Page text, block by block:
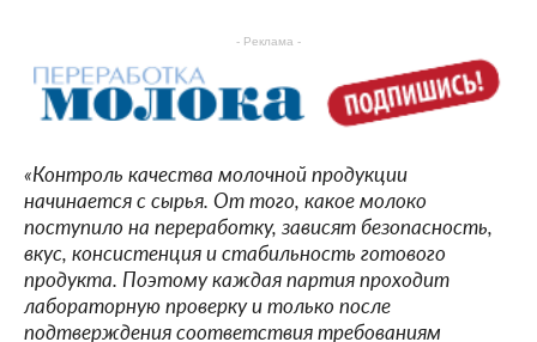
- Реклама -
«Контроль качества молочной продукции
начинается с сырья. От того, какое молоко
поступило на переработку, зависят безопасность,
вкус, консистенция и стабильность готового
продукта. Поэтому каждая партия проходит
лабораторную проверку и только после
подтверждения соответствия требованиям